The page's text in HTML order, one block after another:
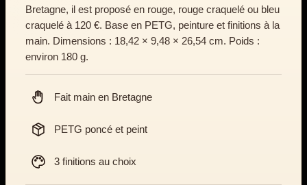
Bretagne, il est proposé en rouge, rouge craquelé ou bleu
craquelé à 120 €. Base en PETG, peinture et finitions à la
main. Dimensions : 18,42 × 9,48 × 26,54 cm. Poids :
environ 180 g.
Fait main en Bretagne
PETG poncé et peint
3 finitions au choix